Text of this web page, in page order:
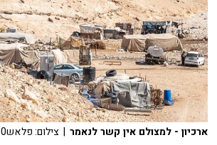
ארכיון - למצולם אין קשר לנאמר | צילום: פלאש90